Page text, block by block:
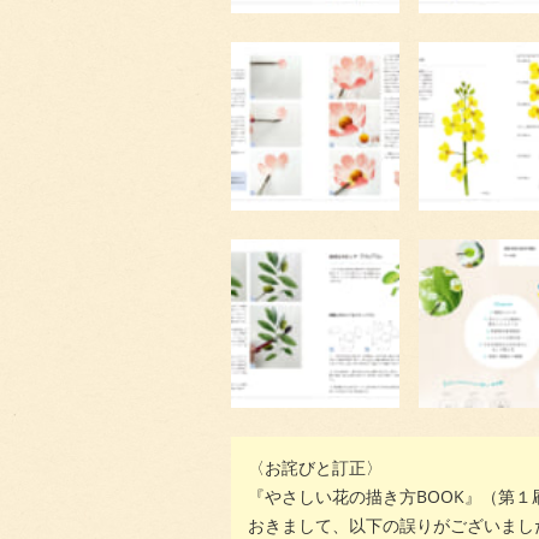
〈お詫びと訂正〉
『やさしい花の描き方BOOK』（第１
おきまして、以下の誤りがございまし